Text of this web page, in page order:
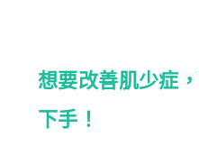
想要改善肌少症
下手！